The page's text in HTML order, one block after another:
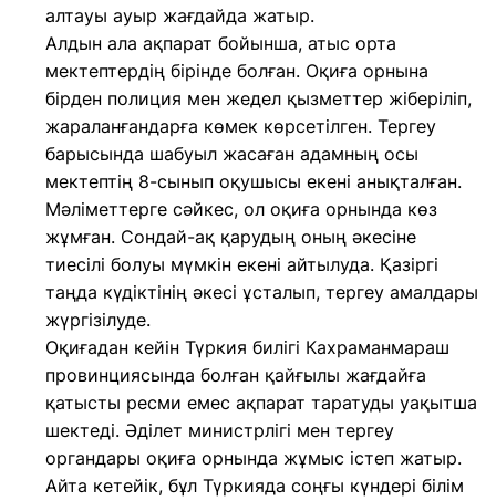
алтауы ауыр жағдайда жатыр.
Алдын ала ақпарат бойынша, атыс орта
мектептердің бірінде болған. Оқиға орнына
бірден полиция мен жедел қызметтер жіберіліп,
жараланғандарға көмек көрсетілген. Тергеу
барысында шабуыл жасаған адамның осы
мектептің 8-сынып оқушысы екені анықталған.
Мәліметтерге сәйкес, ол оқиға орнында көз
жұмған. Сондай-ақ қарудың оның әкесіне
тиесілі болуы мүмкін екені айтылуда. Қазіргі
таңда күдіктінің әкесі ұсталып, тергеу амалдары
жүргізілуде.
Оқиғадан кейін Түркия билігі Кахраманмараш
провинциясында болған қайғылы жағдайға
қатысты ресми емес ақпарат таратуды уақытша
шектеді. Әділет министрлігі мен тергеу
органдары оқиға орнында жұмыс істеп жатыр.
Айта кетейік, бұл Түркияда соңғы күндері білім